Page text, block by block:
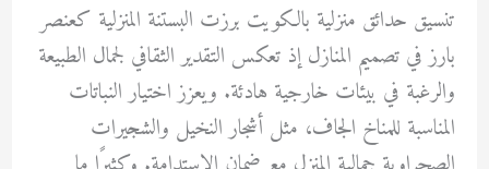
تنسيق حدائق منزلية بالكويت برزت البستنة المنزلية كعنصر
بارز في تصميم المنازل إذ تعكس التقدير الثقافي لجمال الطبيعة
والرغبة في بيئات خارجية هادئة. ويعزز اختيار النباتات
المناسبة للمناخ الجاف، مثل أشجار النخيل والشجيرات